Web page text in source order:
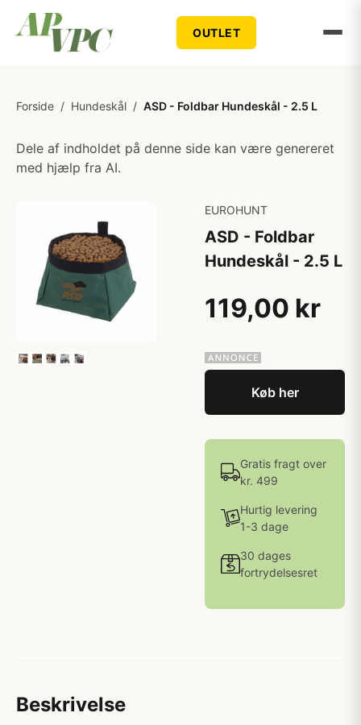
OUTLET
Forside / Hundeskål / ASD - Foldbar Hundeskål - 2.5 L
Dele af indholdet på denne side kan være genereret
med hjælp fra AI.
EUROHUNT
ASD - Foldbar
Hundeskål - 2.5 L
119,00 kr
Køb her
Gratis fragt over
kr. 499
Hurtig levering
1-3 dage
30 dages
fortrydelsesret
Beskrivelse